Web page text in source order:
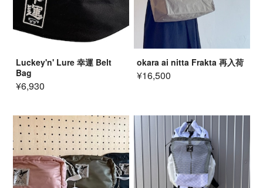
Luckey'n' Lure 幸運 Belt
Bag
¥6,930
okara ai nitta Frakta 再入荷
¥16,500